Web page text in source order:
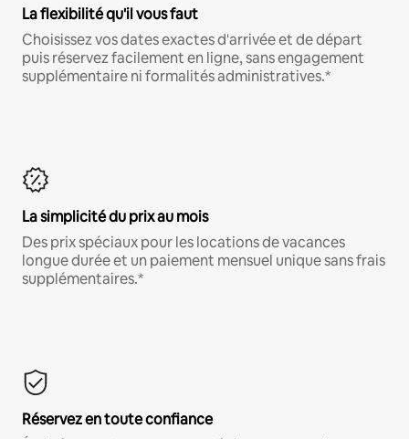
La flexibilité qu'il vous faut
Choisissez vos dates exactes d'arrivée et de départ
puis réservez facilement en ligne, sans engagement
supplémentaire ni formalités administratives.*
La simplicité du prix au mois
Des prix spéciaux pour les locations de vacances
longue durée et un paiement mensuel unique sans frais
supplémentaires.*
Réservez en toute confiance